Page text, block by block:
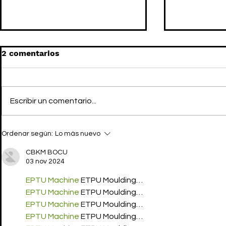
"GAME UP COLLECTION"
2 comentarios
Escribir un comentario...
Ordenar según: Lo más nuevo
CBKM BOCU
03 nov 2024
EPTU Machine ETPU Moulding…
EPTU Machine ETPU Moulding…
EPTU Machine ETPU Moulding…
EPTU Machine ETPU Moulding…